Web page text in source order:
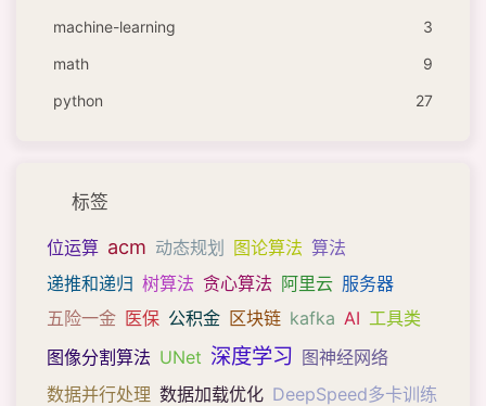
machine-learning
3
math
9
python
27
标签
位运算 acm 动态规划 图论算法 算法
递推和递归 树算法 贪心算法 阿里云 服务器
五险一金 医保 公积金 区块链 kafka AI 工具类
图像分割算法 UNet 深度学习 图神经网络
数据并行处理 数据加载优化 DeepSpeed多卡训练